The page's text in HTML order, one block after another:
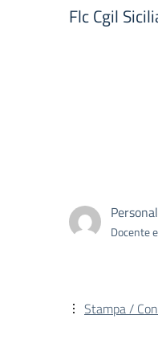
Flc Cgil
Docente
Stampa /